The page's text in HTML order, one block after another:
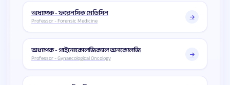
অধ্যাপক - ফরেনসিক মেডিসিন
Professor - Forensic Medicine
অধ্যাপক - গাইনোকোলজিক্যাল অনকোলজি
Professor - Gynaecological Oncology